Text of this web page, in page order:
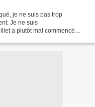
je ne suis pas trop
Je ne suis
a plutôt mal commencé